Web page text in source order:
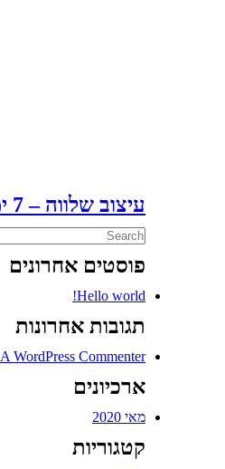
עיצוב שלווה – 7 ימים לניהול פרואקטיבי של סטרס
פוסטים אחרונים
Hello world!
תגובות אחרונות
A WordPress Commenter
ארכיונים
מאי 2020
קטגוריות